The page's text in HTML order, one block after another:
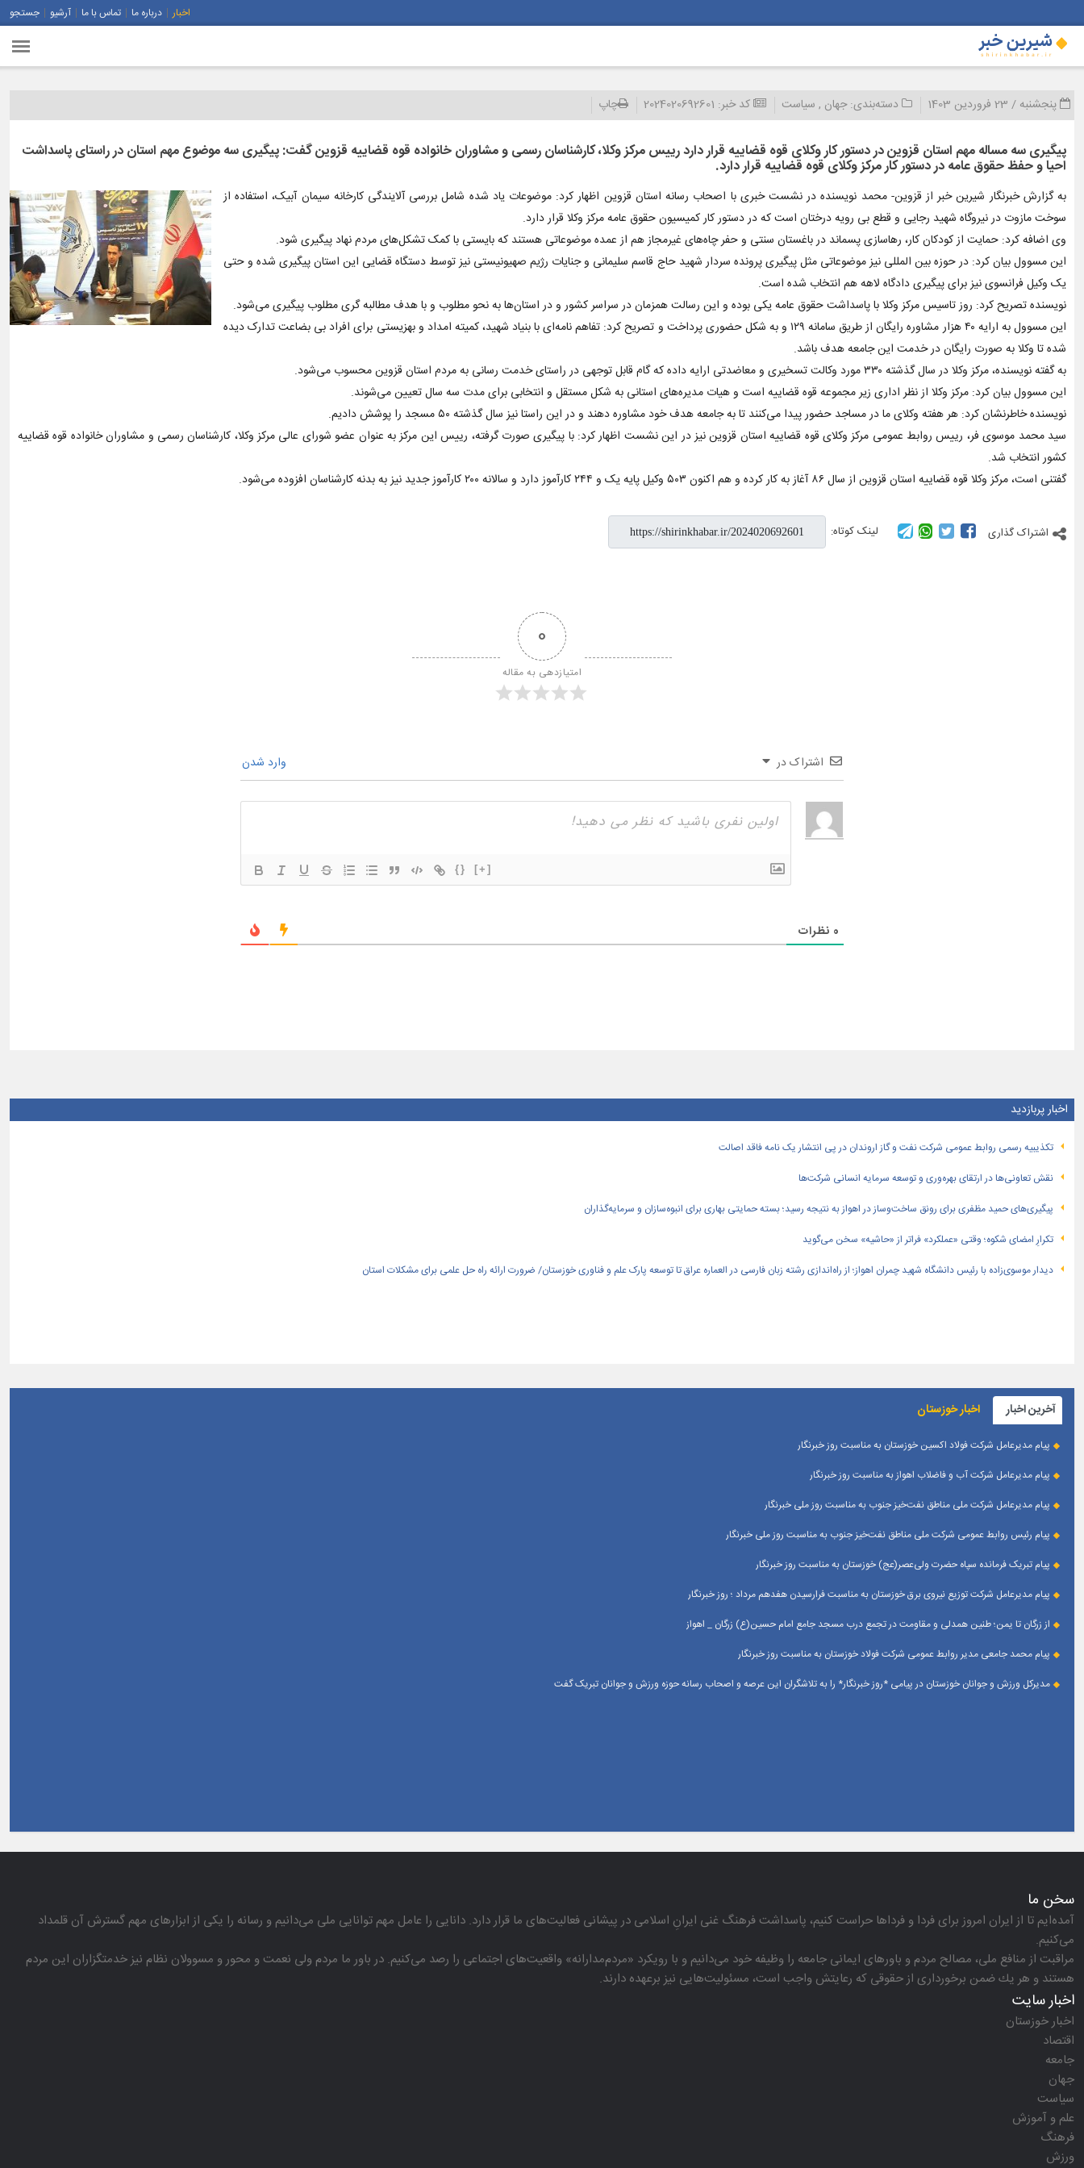
اخبار درباره ما تماس با ما آرشیو جستجو
پنجشنبه / 23 فروردین 1403 دسته‌بندی:جهان , سیاست کد خبر: 2024020692601 چاپ
پیگیری سه مساله مهم استان قزوین در دستور کار وکلای قوه قضاییه قرار دارد رییس مرکز وکلا، کارشناسان رسمی و مشاوران خانواده قوه قضاییه قزوین گفت: پیگیری سه موضوع مهم استان در راستای پاسداشت
احیا و حفظ حقوق عامه در دستور کار مرکز وکلای قوه قضاییه قرار دارد.
به گزارش خبرنگار شیرین خبر از قزوین- محمد نویسنده در نشست خبری با اصحاب رسانه استان قزوین اظهار کرد: موضوعات یاد شده شامل بررسی آلایندگی کارخانه سیمان آبیک، استفاده از
سوخت مازوت در نیروگاه شهید رجایی و قطع بی رویه درختان است که در دستور کار کمیسیون حقوق عامه مرکز وکلا قرار دارد.
وی اضافه کرد: حمایت از کودکان کار، رهاسازی پسماند در باغستان سنتی و حفر چاه‌های غیرمجاز هم از عمده موضوعاتی هستند که بایستی با کمک تشکل‌های مردم نهاد پیگیری شود.
این مسوول بیان کرد: در حوزه بین المللی نیز موضوعاتی مثل پیگیری پرونده سردار شهید حاج قاسم سلیمانی و جنایات رژیم صهیونیستی نیز توسط دستگاه قضایی این استان پیگیری شده و حتی
یک وکیل فرانسوی نیز برای پیگیری دادگاه لاهه هم انتخاب شده است.
نویسنده تصریح کرد: روز تاسیس مرکز وکلا با پاسداشت حقوق عامه یکی بوده و این رسالت همزمان در سراسر کشور و در استان‌ها به نحو مطلوب و با هدف مطالبه گری مطلوب پیگیری می‌شود.
این مسوول به ارایه ۴۰ هزار مشاوره رایگان از طریق سامانه ۱۲۹ و به شکل حضوری پرداخت و تصریح کرد: تفاهم نامه‌ای با بنیاد شهید، کمیته امداد و بهزیستی برای افراد بی بضاعت تدارک دیده
شده تا وکلا به صورت رایگان در خدمت این جامعه هدف باشد.
به گفته نویسنده، مرکز وکلا در سال گذشته ۳۳۰ مورد وکالت تسخیری و معاضدتی ارایه داده که گام قابل توجهی در راستای خدمت رسانی به مردم استان قزوین محسوب می‌شود.
این مسوول بیان کرد: مرکز وکلا از نظر اداری زیر مجموعه قوه قضاییه است و هیات مدیره‌های استانی به شکل مستقل و انتخابی برای مدت سه سال تعیین می‌شوند.
نویسنده خاطرنشان کرد: هر هفته وکلای ما در مساجد حضور پیدا می‌کنند تا به جامعه هدف خود مشاوره دهند و در این راستا نیز سال گذشته ۵۰ مسجد را پوشش دادیم.
سید محمد موسوی فر، رییس روابط عمومی مرکز وکلای قوه قضاییه استان قزوین نیز در این نشست اظهار کرد: با پیگیری صورت گرفته، رییس این مرکز به عنوان عضو شورای عالی مرکز وکلا، کارشناسان رسمی و مشاوران خانواده قوه قضاییه
کشور انتخاب شد.
گفتنی است، مرکز وکلا قوه قضاییه استان قزوین از سال ۸۶ آغاز به کار کرده و هم اکنون ۵۰۳ وکیل پایه یک و ۲۴۴ کارآموز دارد و سالانه ۲۰۰ کارآموز جدید نیز به بدنه کارشناسان افزوده می‌شود.
اشتراک گذاری لینک کوتاه:
0
امتیازدهی به مقاله
اشتراک در وارد شدن
{} [+]
0 نظرات
اخبار پربازدید
تكذیبیه رسمی روابط عمومی شركت نفت و گاز اروندان در پی انتشار یک نامه فاقد اصالت
نقش تعاونی‌ها در ارتقای بهره‌وری و توسعه سرمایه انسانی شرکت‌ها
پیگیری‌های حمید مظفری برای رونق ساخت‌وساز در اهواز به نتیجه رسید؛ بسته حمایتی بهاری برای انبوه‌سازان و سرمایه‌گذاران
تکرارِ امضای شکوه؛ وقتی «عملکرد» فراتر از «حاشیه» سخن می‌گوید
دیدار موسوی‌زاده با رئیس دانشگاه شهید چمران اهواز؛ از راه‌اندازی رشته زبان فارسی در العماره عراق تا توسعه پارک علم و فناوری خوزستان/ ضرورت ارائه راه حل علمی برای مشکلات استان
آخرین اخبار اخبار خوزستان
پیام مدیرعامل شرکت فولاد اکسین خوزستان به مناسبت روز خبرنگار
پیام مدیرعامل شرکت آب و فاضلاب اهواز به مناسبت روز خبرنگار
پیام مدیرعامل شركت ملی مناطق نفت‌خیز جنوب به مناسبت روز ملی خبرنگار
پیام رئیس روابط عمومی شركت ملی مناطق نفت‌خیز جنوب به مناسبت روز ملی خبرنگار
پیام تبریک فرمانده سپاه حضرت ولی‌عصر(عج) خوزستان به مناسبت روز خبرنگار
پیام مدیرعامل شرکت توزیع نیروی برق خوزستان به مناسبت فرارسیدن هفدهم مرداد ؛ روز خبرنگار
از زرگان تا یمن؛ طنین همدلی و مقاومت در تجمع درب مسجد جامع امام حسین(ع) زرگان _ اهواز
پیام محمد جامعی مدیر روابط عمومی شرکت فولاد خوزستان به مناسبت روز خبرنگار
مدیرکل ورزش و جوانان خوزستان در پیامی *روز خبرنگار* را به تلاشگران این عرصه و اصحاب رسانه حوزه ورزش و جوانان تبریک گفت
سخن ما
آمده‌ایم تا از ایران امروز برای فردا و فرداها حراست كنیم، پاسداشت فرهنگ غنی ایرانِ اسلامی در پیشانی فعالیت‌های ما قرار دارد. دانایی را عامل مهم توانایی ملی می‌دانیم و رسانه را یكی از ابزارهای مهم گسترش آن قلمداد
می‌كنیم.
مراقبت از منافع ملی، مصالح مردم و باورهای ایمانی جامعه را وظیفه خود می‌دانیم و با رویكرد «مردم‌مدارانه‌» واقعیت‌های اجتماعی را رصد می‌كنیم. در باور ما مردم ولی نعمت و محور و مسوولان نظام نیز خدمتگزاران این مردم
هستند و هر یك ضمن برخورداری از حقوقی كه رعایتش واجب است، مسئولیت‌هایی نیز برعهده دارند.
اخبار سایت
اخبار خوزستان
اقتصاد
جامعه
جهان
سیاست
علم و آموزش
فرهنگ
ورزش